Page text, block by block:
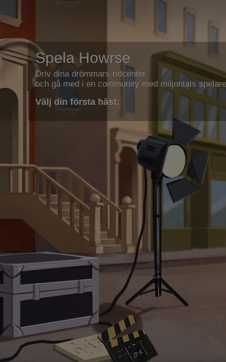
Spela Howrse
Driv dina drömmars ridcenter
och gå med i en community med miljontals
Välj din första häst: